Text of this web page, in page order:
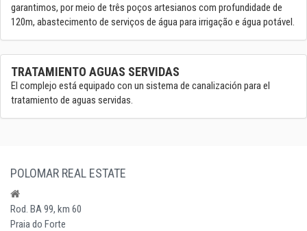
garantimos, por meio de três poços artesianos com profundidade de
120m, abastecimento de serviços de água para irrigação e água potável.
TRATAMIENTO AGUAS SERVIDAS
El complejo está equipado con un sistema de canalización para el
tratamiento de aguas servidas.
POLOMAR REAL ESTATE
Rod. BA 99, km 60
Praia do Forte